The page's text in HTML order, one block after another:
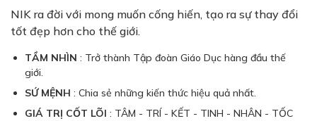
NIK ra đời với mong muốn cống hiến, tạo ra sự thay đổi
tốt đẹp hơn cho thế giới.
TẦM NHÌN : Trở thành Tập đoàn Giáo Dục hàng đầu thế
giới.
SỨ MỆNH : Chia sẻ những kiến thức hiệu quả nhất.
GIÁ TRỊ CỐT LÕI : TÂM - TRÍ - KẾT - TINH - NHÂN - TỐC